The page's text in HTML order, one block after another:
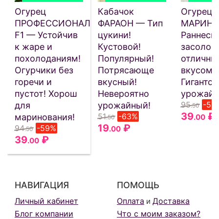
Огурец
ПРОФЕССИОНАЛ
F1 — Устойчив
к жаре и
похолоданиям!
Огурчики без
горечи и
пустот! Хорош
для
маринования!
94.50 -59%
39.00 ₽
Кабачок
ФАРАОН — Тип
цукини!
Кустовой!
Популярный!
Потрясающе
вкусный!
Невероятно
урожайный!
51.50 -63%
19.00 ₽
Огурец
вкусом!
95.50 -
39.00 ₽
НАВИГАЦИЯ
Личный кабинет
Блог компании
ПОМОЩЬ
Оплата и Доставка
Что с моим заказом?